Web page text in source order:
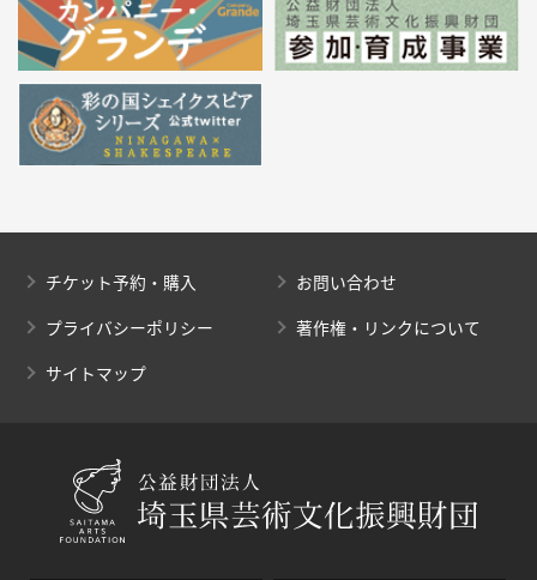
チケット予約・購入
お問い合わせ
プライバシーポリシー
著作権・リンクについて
サイトマップ